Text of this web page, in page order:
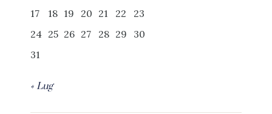
17
18 19 20 21 22
23
24 25 26 27 28 29
30
31
« Lug